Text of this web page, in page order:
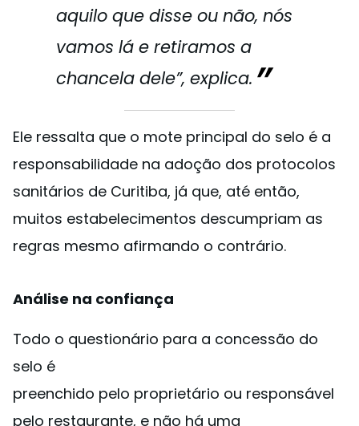
aquilo que disse ou não, nós
vamos lá e retiramos a
chancela dele”, explica.
Ele ressalta que o mote principal do selo é a
responsabilidade na adoção dos protocolos
sanitários de Curitiba, já que, até então,
muitos estabelecimentos descumpriam as
regras mesmo afirmando o contrário.
Análise na confiança
Todo o questionário para a concessão do
selo é
preenchido pelo proprietário ou responsável
pelo restaurante, e não há uma